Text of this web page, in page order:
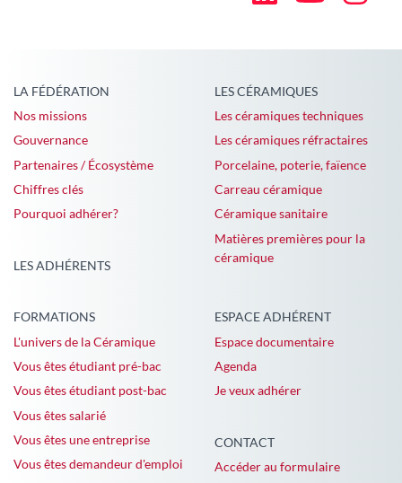
LA FÉDÉRATION
Nos missions
Gouvernance
Partenaires / Écosystème
Chiffres clés
Pourquoi adhérer?
LES CÉRAMIQUES
Les céramiques techniques
Les céramiques réfractaires
Porcelaine, poterie, faïence
Carreau céramique
Céramique sanitaire
Matières premières pour la
céramique
LES ADHÉRENTS
FORMATIONS
L'univers de la Céramique
Vous êtes étudiant pré-bac
Vous êtes étudiant post-bac
Vous êtes salarié
Vous êtes une entreprise
Vous êtes demandeur d'emploi
ESPACE ADHÉRENT
Espace documentaire
Agenda
Je veux adhérer
CONTACT
Accéder au formulaire